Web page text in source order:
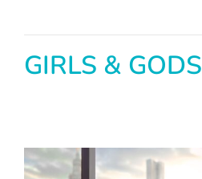
GIRLS & GODS